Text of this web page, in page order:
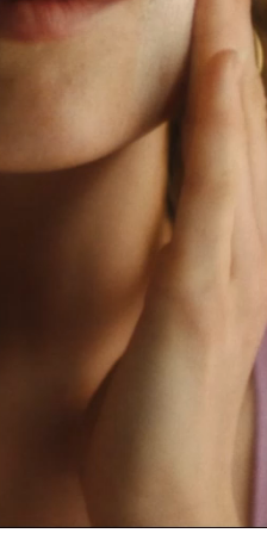
Meine Abonnements
Bestseller
Erwartete Lieferung
09/08/2026
Erwartete Lieferung
08/08/2026
Erwartete Lieferung
08/08/2026
Erwartete Lieferung
Erwartete Lieferung